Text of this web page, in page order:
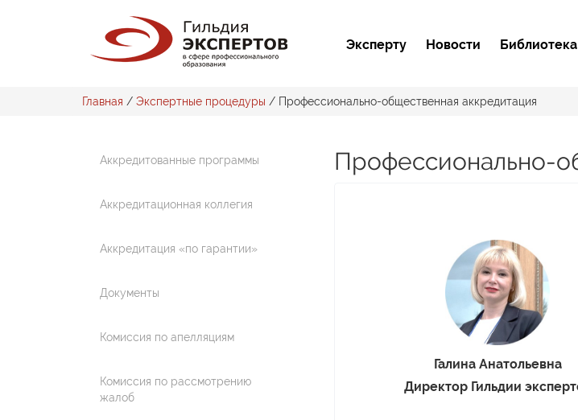
Эксперту Новости Библиотека
Главная / Экспертные процедуры / Профессионально-общественная аккредитация
Аккредитованные программы
Аккредитационная коллегия
Аккредитация «по гарантии»
Документы
Комиссия по апелляциям
Комиссия по рассмотрению
жалоб
Профессионально-
Галина Анатольевна
Директор Гильдии